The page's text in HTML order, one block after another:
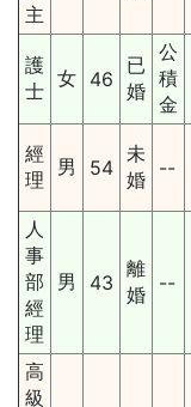
主
護
士
女 46
已
婚
公
積
金
經
理
男 54
未
婚
--
人
事
部
經
理
男 43
離
婚
--
高
級